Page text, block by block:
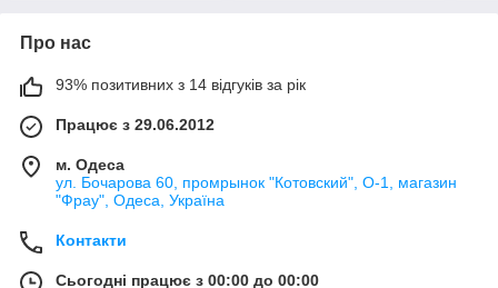
Про нас
93% позитивних з 14 відгуків за рік
Працює з 29.06.2012
м. Одеса
ул. Бочарова 60, промрынок "Котовский", О-1, магазин
"Фрау", Одеса, Україна
Контакти
Сьогодні працює з 00:00 до 00:00